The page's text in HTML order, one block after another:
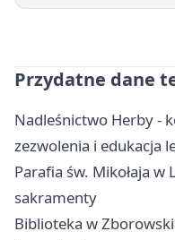
Przydatne dane
Nadleśnictwo Herby -
zezwolenia i edukacja
Parafia św. Mikołaja
sakramenty
Biblioteka w